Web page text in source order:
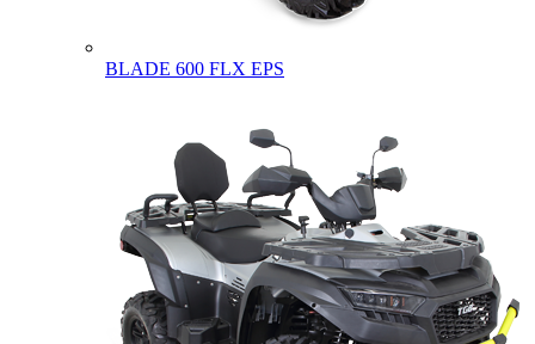
BLADE 600 FLX EPS